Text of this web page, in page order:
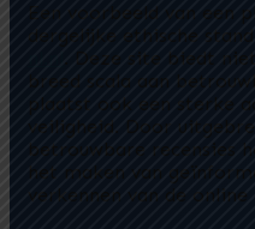
Een voorbeeld van een
dergelijke ethische
. Deze site biedt
breed scala aan
plaatst ook een sterke
veiligheid. Door
betrouwbare recensies
het maken van
verkennen van de